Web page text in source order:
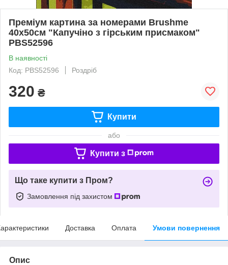
Преміум картина за номерами Brushme
40x50см "Капучіно з гірським присмаком"
PBS52596
В наявності
Код: PBS52596
Роздріб
320 ₴
Купити
або
Купити з
Що таке купити з Пром?
Замовлення під захистом
Доставка Оплата Умови повернення
Опис